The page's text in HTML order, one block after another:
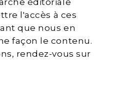
éditoriale
l'accès à ces
que nous en
façon le contenu.
rendez-vous sur